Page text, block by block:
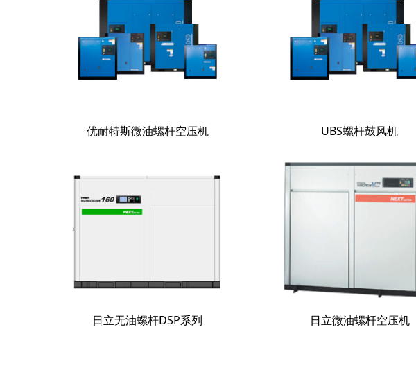
优耐特斯微油螺杆空压机 UBS螺杆鼓风机
日立无油螺杆DSP系列 日立微油螺杆空压机